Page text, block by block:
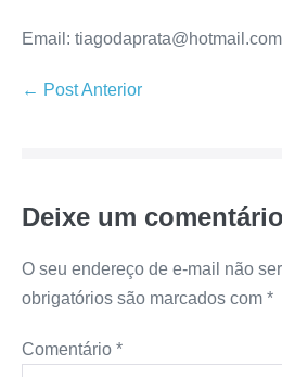
Email: tiagodaprata@hotmail.com
← Post Anterior
Deixe um comentário
O seu endereço de e-mail não
obrigatórios são marcados com *
Comentário *